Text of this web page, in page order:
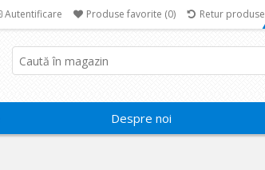
Autentificare Produse favorite (0) Retur produse
Despre noi